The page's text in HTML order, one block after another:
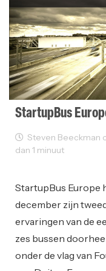
StartupBus
Steven Beeckman
dan 1 minuut
StartupBus Europe
december zijn
ervaringen van de
zes bussen
onder de vlag van